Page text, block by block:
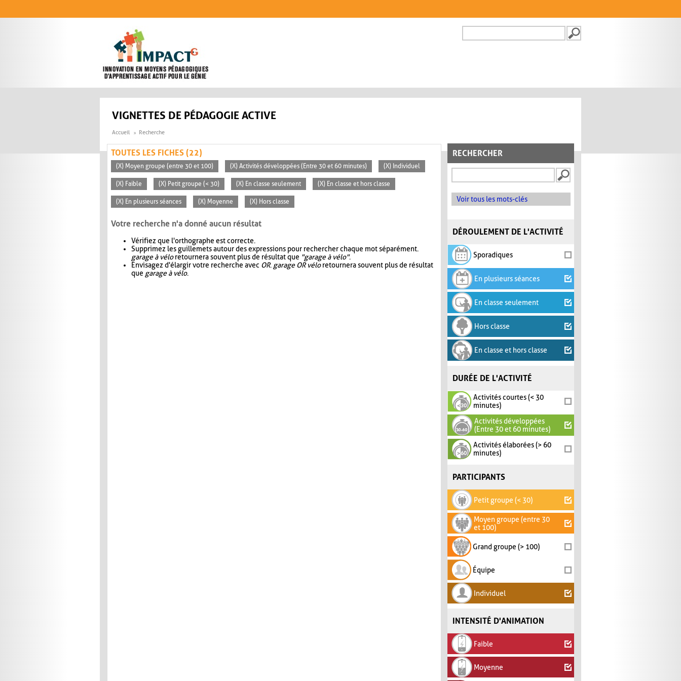
FORMULAIRE DE
VIGNETTES DE PÉDAGOGIE ACTIVE
Accueil Recherche
RECHERCHER
Voir tous les mots-clés
DÉROULEMENT DE L'ACTIVITÉ
Sporadiques
En plusieurs séances
En classe seulement
Hors classe
En classe et hors classe
DURÉE DE L'ACTIVITÉ
Activités courtes (< 30
minutes)
Activités développées
(Entre 30 et 60 minutes)
Activités élaborées (> 60
minutes)
PARTICIPANTS
Petit groupe (< 30)
Moyen groupe (entre 30
et 100)
Grand groupe (> 100)
Équipe
Individuel
INTENSITÉ D'ANIMATION
Faible
Moyenne
TOUTES LES FICHES (22)
(X) Moyen groupe (entre 30 et 100) (X) Activités développées (Entre 30 et 60 minutes) (X) Individuel
(X) Faible (X) Petit groupe (< 30) (X) En classe seulement (X) En classe et hors classe
(X) En plusieurs séances (X) Moyenne (X) Hors classe
Votre recherche n'a donné aucun résultat
Vérifiez que l'orthographe est correcte.
Supprimez les guillemets autour des expressions pour rechercher chaque mot séparément.
garage à véloretournera souvent plus de résultat que "garage à vélo".
Envisagez d'élargir votre recherche avec OR. garage OR véloretournera souvent plus de résultat
que garage à vélo.